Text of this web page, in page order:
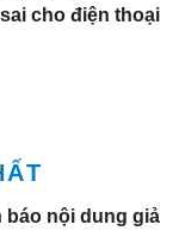
cho điện thoại
báo nội dung giả